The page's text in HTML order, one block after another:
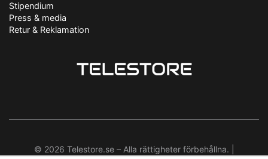
Stipendium
Press & media
Retur & Reklamation
© 2026 Telestore.se – Alla rättigheter förbehållna. |